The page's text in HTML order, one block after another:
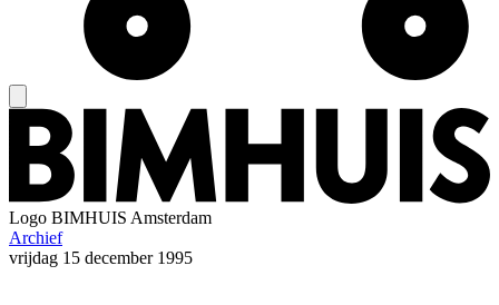
Logo BIMHUIS Amsterdam
Archief
vrijdag 15 december 1995